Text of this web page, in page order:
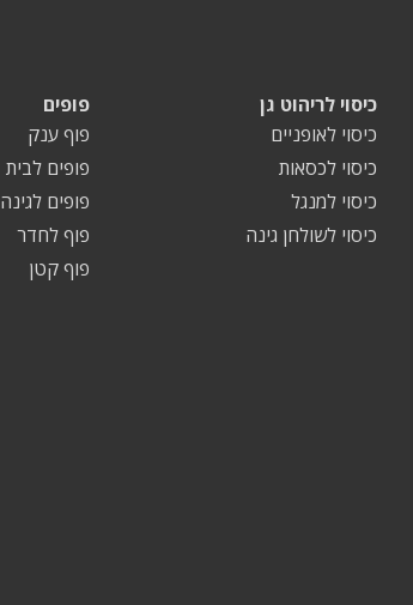
פופים
פוף ענק
פופים לבית
פופים לגינה
פוף לחדר
פוף קטן
כיסוי לריהוט גן
כיסוי לאופניים
כיסוי לכסאות
כיסוי למנגל
כיסוי לשולחן גינה